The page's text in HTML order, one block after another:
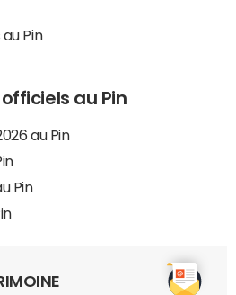
Pin
au Pin
au Pin
Pin